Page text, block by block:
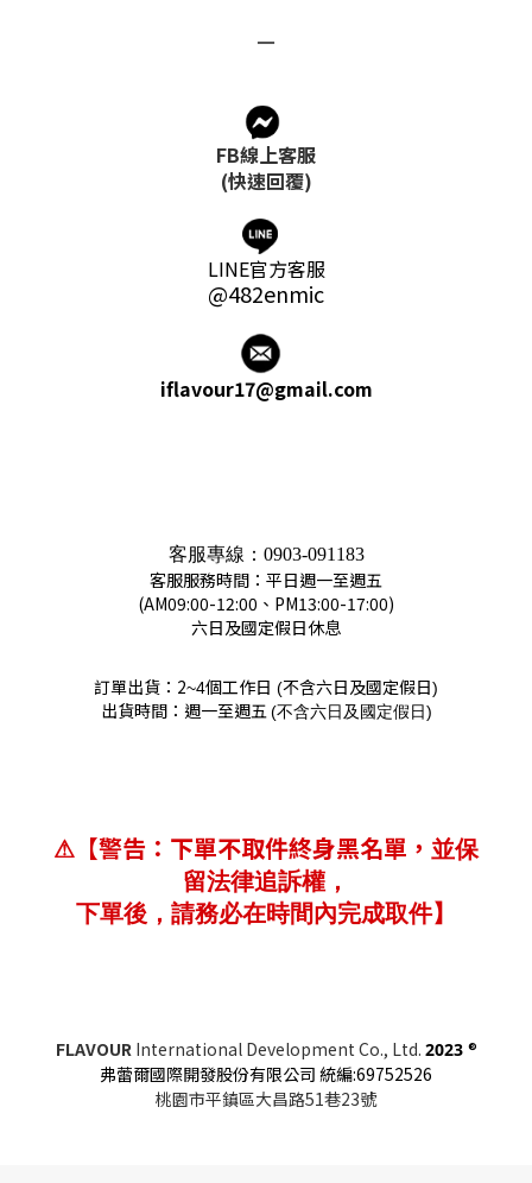
－
FB線上客服
(快速回覆)
LINE官方客服
@482enmic
iflavour17@gmail.com
客服專線： 0903-091183
客服服務時間：平日週一至週五
(AM09:00-12:00、PM13:00-17:00)
六日及國定假日休息
訂單出貨：2~4個工作日 (不含六日及國定假日)
出貨時間：週一至週五(不含六日及國定假日 )
⚠ 【警告：下單不取件終身黑名單， 並保
留法律追訴權，
下單後，請務必在時間內完成取件】
FLAVOUR International Development Co., Ltd. 2023 ®
弗蕾爾國際開發股份有限公司 統編:69752526
桃園市平鎮區大昌路51巷23號